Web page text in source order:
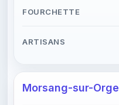
Morsang-sur-Orge